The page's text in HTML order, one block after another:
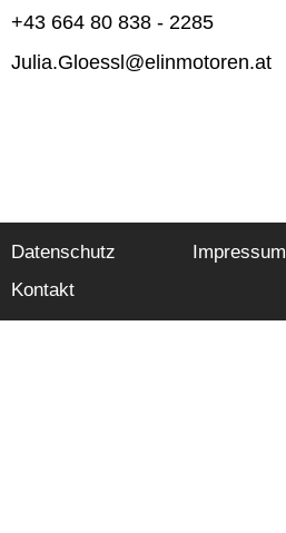
+43 664 80 838 - 2285
Julia.Gloessl@elinmotoren.at
Datenschutz
Impressum
Kontakt